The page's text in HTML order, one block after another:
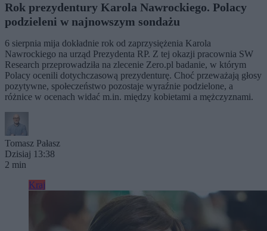
Rok prezydentury Karola Nawrockiego. Polacy
podzieleni w najnowszym sondażu
6 sierpnia mija dokładnie rok od zaprzysiężenia Karola
Nawrockiego na urząd Prezydenta RP. Z tej okazji pracownia SW
Research przeprowadziła na zlecenie Zero.pl badanie, w którym
Polacy ocenili dotychczasową prezydenturę. Choć przeważają głosy
pozytywne, społeczeństwo pozostaje wyraźnie podzielone, a
różnice w ocenach widać m.in. między kobietami a mężczyznami.
Tomasz Pałasz
Dzisiaj 13:38
2 min
Kraj